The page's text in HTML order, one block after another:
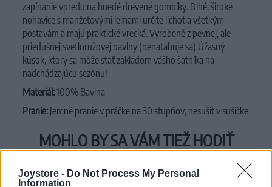
Joystore - Do Not Process My Personal
Information
zapínanie vpredu na hnedé drevené gombíky. Dlhé, široké
nohavice s manžetovými lemami určite lichotia všetkým
postavám a majú praktické vrecká. Vyrobené z pevnej, ale
priedušnej svetloružovej bavlny (nenaťahuje sa) Úžasný
kúsok, ktorý sa môže stať základom vášho šatníka na
nadchádzajúcu sezónu!
Materiál:100% Bavlna
Pranie: Jemné pranie v práčke na 30 stupňov, nesušiť v sušičke
MOHLO BY SA VÁM TIEŽ HODIŤ